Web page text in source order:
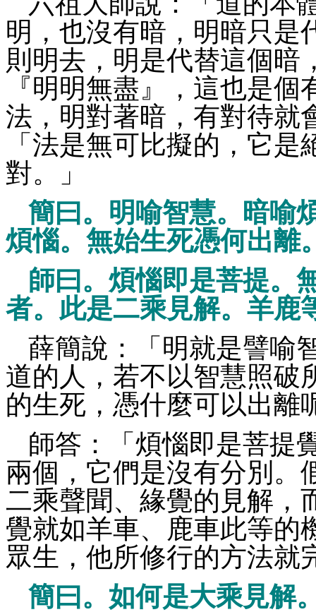
明，也沒有暗，明暗只是
則明去，明是代替這個暗
『明明無盡』，這也是
法，明對著暗，有對待就
「法是無可比擬的，它
對。」
簡曰。明喻智慧。暗喻
煩惱。無始生死憑何出離
師曰。煩惱即是菩提。
者。此是二乘見解。羊鹿
薛簡說：「明就是譬喻
道的人，若不以智慧照破
的生死，憑什麼可以出離
師答：「煩惱即是菩提
兩個，它們是沒有分別。
二乘聲聞、緣覺的見解，
覺就如羊車、鹿車此等的
眾生，他所修行的方法就
簡曰。如何是大乘見解